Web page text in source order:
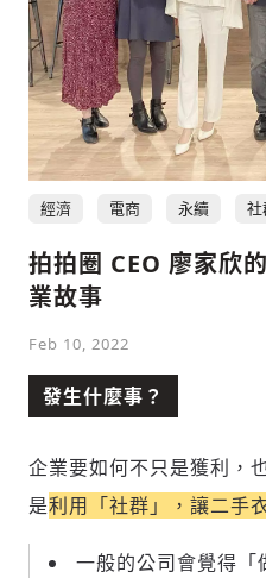
經濟 電商 永續 社
拍拍圈 CEO 廖家欣
業故事
Feb 10, 2022
發生什麼事？
企業要如何不只是獲利
是利用「社群」，讓二手
一般的公司會覺得「